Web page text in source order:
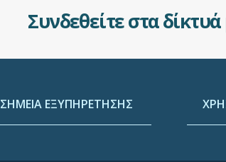
Συνδεθείτε στα δίκτυά
ΣΗΜΕΙΑ ΕΞΥΠΗΡΕΤΗΣΗΣ